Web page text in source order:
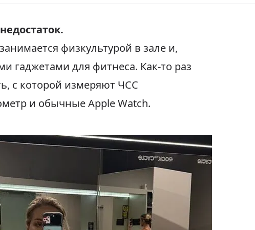
физкультурой в зале и,
гаджетами для фитнеса. Как-то раз
с которой измеряют ЧСС
и обычные Apple Watch.